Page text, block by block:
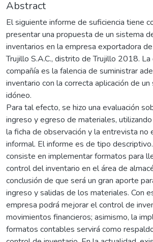
Abstract
El siguiente informe de suficiencia tiene
presentar una propuesta de un sistema
inventarios en la empresa exportadora
Trujillo S.A.C., distrito de Trujillo 2018.
compañía es la falencia de suministrar
inventario con la correcta aplicación de
idóneo.
Para tal efecto, se hizo una evaluación
ingreso y egreso de materiales,
la ficha de observación y la entrevista no
informal. El informe es de tipo
consiste en implementar formatos para
control del inventario en el área de
conclusión de que será un gran aporte
ingreso y salidas de los materiales. Con
empresa podrá mejorar el control de
movimientos financieros; asimismo, la
formatos contables servirá como